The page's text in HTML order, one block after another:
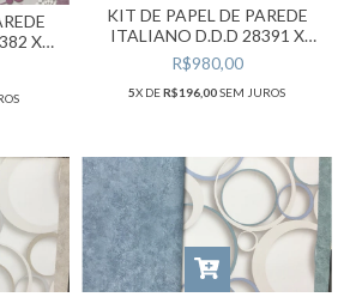
X
KIT DE PAPEL DE PAREDE
ITALIANO D.D.D 28391 X
28304 X 28389
R$980,00
5X DER$196,00SEM JUROS